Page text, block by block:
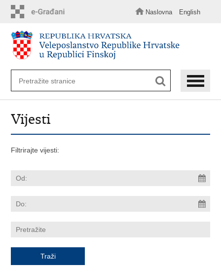
sadržaj
Naslovna English
Vijesti
Filtrirajte vijesti: